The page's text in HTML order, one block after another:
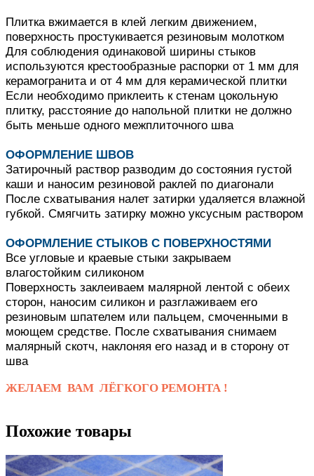
Плитка вжимается в клей легким движением,
поверхность простукивается резиновым молотком
Для соблюдения одинаковой ширины стыков
используются крестообразные распорки от 1 мм для
керамогранита и от 4 мм для керамической плитки
Если необходимо приклеить к стенам цокольную
плитку, расстояние до напольной плитки не должно
быть меньше одного межплиточного шва
ОФОРМЛЕНИЕ ШВОВ
Затирочный раствор разводим до состояния густой
каши и наносим резиновой раклей по диагонали
После схватывания налет затирки удаляется влажной
губкой. Смягчить затирку можно уксусным раствором
ОФОРМЛЕНИЕ СТЫКОВ С ПОВЕРХНОСТЯМИ
Все угловые и краевые стыки закрываем
влагостойким силиконом
Поверхность заклеиваем малярной лентой с обеих
сторон, наносим силикон и разглаживаем его
резиновым шпателем или пальцем, смоченными в
моющем средстве. После схватывания снимаем
малярный скотч, наклоняя его назад и в сторону от
шва
ЖЕЛАЕМ ВАМ ЛЁГКОГО РЕМОНТА !
Похожие товары